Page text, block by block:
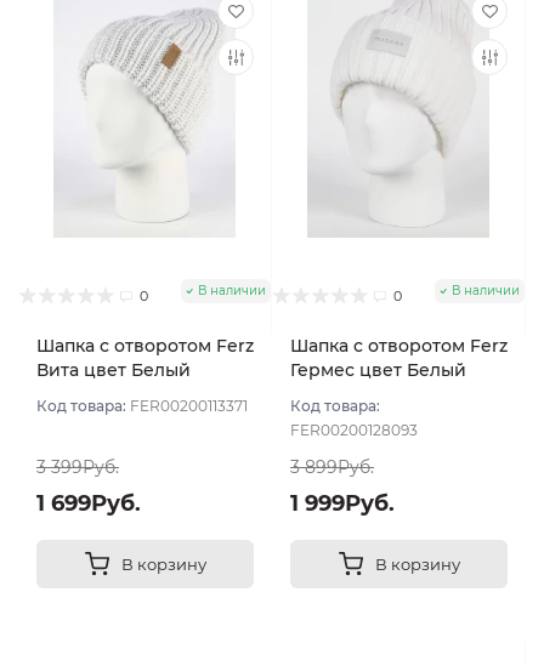
0 В наличии
Шапка с отворотом Ferz
Вита цвет Белый
Код товара: FER00200113371
3 399Руб.
1 699Руб.
В корзину
0 В наличии
Шапка с отворотом Ferz
Гермес цвет Белый
Код товара:
FER00200128093
3 899Руб.
1 999Руб.
В корзину